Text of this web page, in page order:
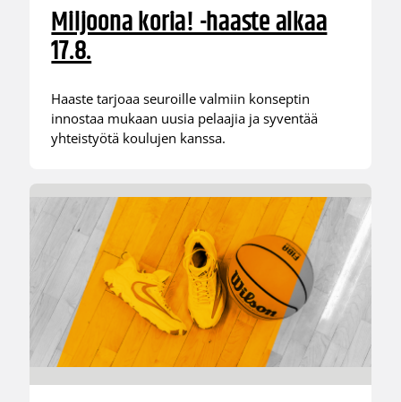
Miljoona koria! -haaste alkaa
17.8.
Haaste tarjoaa seuroille valmiin konseptin
innostaa mukaan uusia pelaajia ja syventää
yhteistyötä koulujen kanssa.